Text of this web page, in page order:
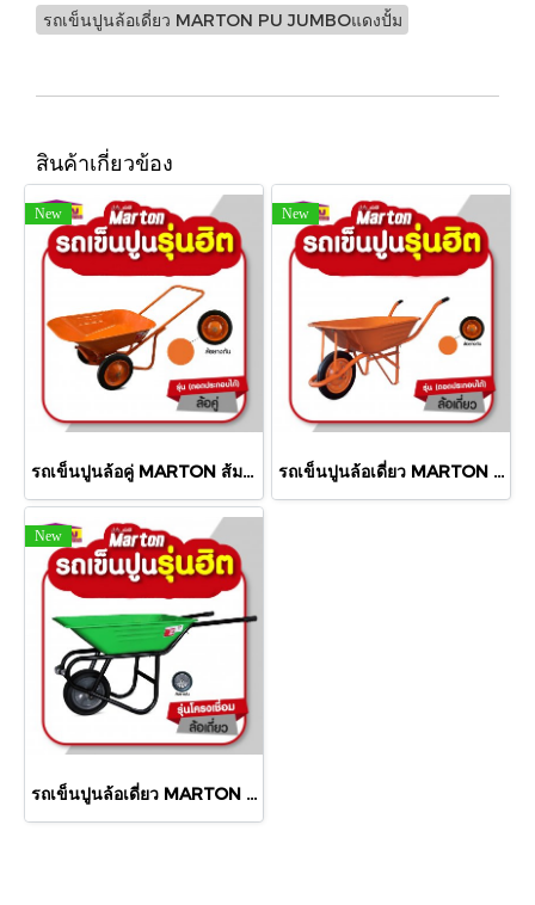
รถเข็นปูนล้อเดี่ยว MARTON PU JUMBOแดงปั้ม
สินค้าเกี่ยวข้อง
New
รถเข็นปูนล้อคู่ MARTON ส้มปั้ม
New
รถเข็นปูนล้อเดี่ยว MARTON ส้มปั้ม
New
รถเข็นปูนล้อเดี่ยว MARTON เขียวปั้ม